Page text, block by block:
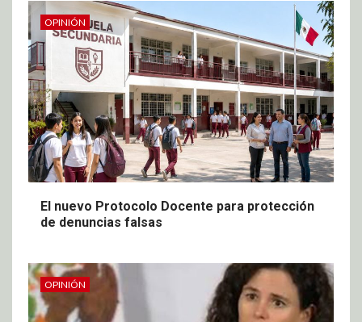
OPINIÓN
El nuevo Protocolo Docente para protección
de denuncias falsas
OPINIÓN